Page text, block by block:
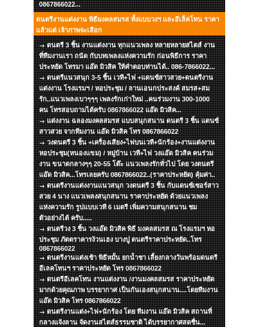
0867866022...
ดนตรีงานแต่งงาน พิธีมงคลสมรส ทั้งแบบวงฯ และอีเล็คโทน ราคา
แล้วแต่ เจ้าภาพจะเลือก
ดนตรี 3 ชิ้น งานแต่งงาน ทุกแนวเพลง หลายหลายสไตส์ งาน
ที่ทีมงานเรา ถนัด กับบทเพลงแห่งความรัก ก่อนพิธีการ ราคา
ประหยัด โทรมา แอ๊ด มิวสิค ให้คำตอบท่านได้.. 086-7866022...
ดนตรีแนวสนุก 3-5 ชิ้น เวที+ไฟ +แดนซ์สาวสวย+ดนตรีงาน
แต่งงาน โรงแรมฯ / หอประชุม / ลานเอนกประสงค์ สมรส+สม
รัก..แนวเพลงเบาๆๆๆ เพลงรักเก่าใหม่ ..คนร่วมงาน 300-1000
คน โทรสอบถามได้ครับ 0867866022 แอ๊ด มิวสิค...
แต่งงาน ฉลองมงคลสมรส แบบสนุกสนาน ดนตรี 3 ชิ้น แดนซ์
สาวสวย จากทีมงาน แอ๊ด มิวสิค โทร 0867866022
วงดนตรี 3 ชิ้น +เครื่องเสียง+ไฟบนเวที+นักร้อง+งานแต่งงาน
หอประชุม(หนองแขม) / หมู่บ้าน เวที+ไฟ วงแอ๊ด มิวสิค คนร่วม
งาน ขนาดกลางๆๆ 20-55 โต๊ะ แนวเพลงรักทั่วไป โดย วงดนตรี
แอ๊ด มิวสิค...โทรเลยครับ 0867866022..(ราคาประหยัด) คุ้มค่า..
ดนตรีงานแต่งงานแนวสนุก วงดนตรี 3 ชิ้น กับแดนซ์เซอร์สาว
สวย 4 นาง แนวเพลงสนุกสนาน ราคาประหยัด ด้วยแนวเพลง
แห่งความรัก รูปแบบเวที 6 เมตรี เพิ่มความสนุกสนาน ชม
ตัวอย่างได้ ครับ.....
ดนตรีวง 3 ชิ้น วงแอ๊ด มิวสิค พิธี มงคลสมรส ณ โรงแรมฯ หอ
ประชุม ภัตตราคารง้วนเฮง บางปู ดนตรีราคาประหยัด..โทร
0867866022
ดนตรีงานแต่งเช้า พิธีหมั้น ยกน้ำชา เลี้ยงกลางวันพร้อมดนตรี
อีเลคโทนฯ ราคาประหยัด โทร 0867866022
ดนตรีอีเลคโทน งานแต่งงาน /งานมงคลสมรส ราคาประหยัด
มากด้วยคุณภาพ บรรยากาศ เป็นกันเองสนุกสนาน....โดยทีมงาน
แอ๊ด มิวสิค โทร 0867866022
ดนตรีงานแต่ง+ไฟ+นักร้อง โดย ทีมงาน แอ๊ด มิวสิค สถานที่
กลางแจ้งลาน จัดงานสไตส์ธรรมชาติ ได้บรรยากาศสดชื่น...